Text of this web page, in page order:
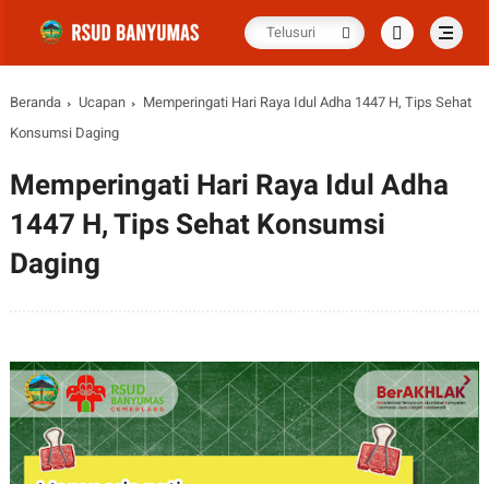
Beranda Ucapan
Memperingati Hari Raya Idul Adha 1447 H, Tips Sehat
Konsumsi Daging
Memperingati Hari Raya Idul Adha
1447 H, Tips Sehat Konsumsi
Daging